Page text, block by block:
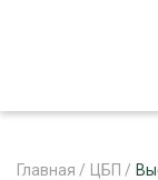
Главная / ЦБП /